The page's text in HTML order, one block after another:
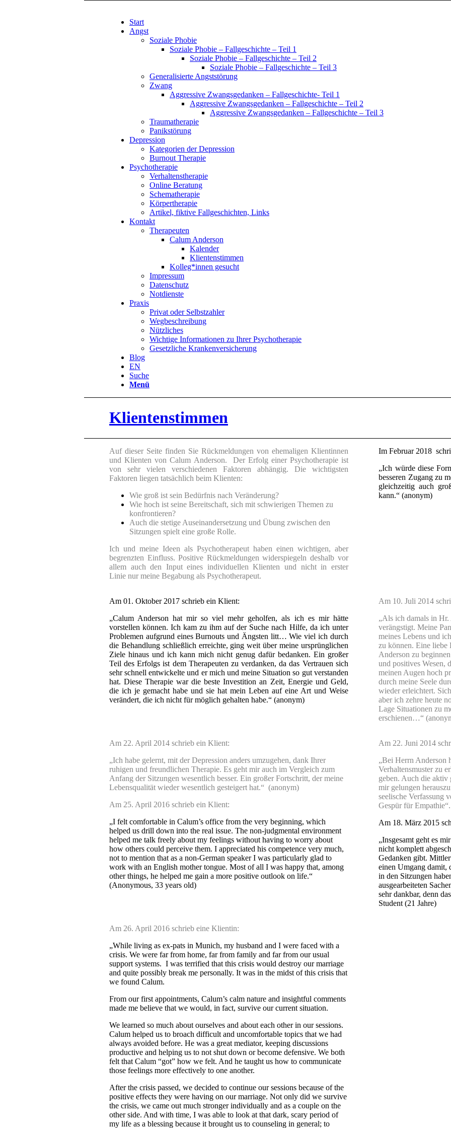
Start
Angst
Soziale Phobie
Soziale Phobie – Fallgeschichte – Teil 1
Soziale Phobie – Fallgeschichte – Teil 2
Soziale Phobie – Fallgeschichte – Teil 3
Generalisierte Angststörung
Zwang
Aggressive Zwangsgedanken – Fallgeschichte- Teil 1
Aggressive Zwangsgedanken – Fallgeschichte – Teil 2
Aggressive Zwangsgedanken – Fallgeschichte – Teil 3
Traumatherapie
Panikstörung
Depression
Kategorien der Depression
Burnout Therapie
Psychotherapie
Verhaltenstherapie
Online Beratung
Schematherapie
Körpertherapie
Artikel, fiktive Fallgeschichten, Links
Kontakt
Therapeuten
Calum Anderson
Kalender
Klientenstimmen
Kolleg*innen gesucht
Impressum
Datenschutz
Notdienste
Praxis
Privat oder Selbstzahler
Wegbeschreibung
Nützliches
Wichtige Informationen zu Ihrer Psychotherapie
Gesetzliche Krankenversicherung
Blog
EN
Suche
Menü
Klientenstimmen
Auf dieser Seite finden Sie Rückmeldungen von ehemaligen Klientinnen
und Klienten von Calum Anderson. Der Erfolg einer Psychotherapie ist
von sehr vielen verschiedenen Faktoren abhängig.
Die wichtigsten
Faktoren liegen tatsächlich beim Klienten:
Wie groß ist sein Bedürfnis nach Veränderung?
Wie hoch ist seine Bereitschaft, sich mit schwierigen Themen zu
konfrontieren?
Auch die stetige Auseinandersetzung und Übung zwischen den
Sitzungen spielt eine große Rolle.
Ich und meine Ideen als Psychotherapeut haben einen wichtigen, aber
begrenzten Einfluss.Positive Rückmeldungen widerspiegeln deshalb vor
allem auch den Input eines individuellen Klienten und nicht in erster
Linie nur meine Begabung als Psychotherapeut.
Im Februar 2018
„Ich würde diese
besseren Zugang zu
gleichzeitig auch
kann.“ (anonym)
Am 01. Oktober 2017 schrieb ein Klient:
„Calum Anderson hat mir so viel mehr geholfen, als ich es mir hätte
vorstellen können. Ich kam zu ihm auf der Suche nach Hilfe, da ich unter
Problemen aufgrund eines Burnouts und Ängsten litt… Wie viel ich durch
die Behandlung schließlich erreichte, ging weit über meine ursprünglichen
Ziele hinaus und ich kann mich nicht genug dafür bedanken. Ein großer
Teil des Erfolgs ist dem Therapeuten zu verdanken, da das Vertrauen sich
sehr schnell entwickelte und er mich und meine Situation so gut verstanden
hat. Diese Therapie war die beste Investition an Zeit, Energie und Geld,
die ich je gemacht habe und sie hat mein Leben auf eine Art und Weise
verändert, die ich nicht für möglich gehalten habe.“ (anonym)
Am 10. Juli 2014
„Als ich damals in
verängstigt. Meine
meines Lebens und
zu können. Eine liebe
Anderson zu
und positives Wesen,
meinen Augen hoch
durch meine Seele
wieder erleichtert.
aber ich zehre heute
Lage Situationen zu
erschienen…“
Am 22. April 2014 schrieb ein Klient:
„Ich habe gelernt, mit der Depression anders umzugehen, dank Ihrer
ruhigen und freundlichen Therapie. Es geht mir auch im Vergleich zum
Anfang der Sitzungen wesentlich besser. Ein großer Fortschritt, der meine
Lebensqualität wieder wesentlich gesteigert hat.“ (anonym)
Am 25. April 2016 schrieb ein Klient:
„I felt comfortable in Calum’s office from the very beginning, which
helped us drill down into the real issue. The non-judgmental environment
helped me talk freely about my feelings without having to worry about
how others could perceive them. I appreciated his competence very much,
not to mention that as a non-German speaker I was particularly glad to
work with an English mother tongue. Most of all I was happy that, among
other things, he helped me gain a more positive outlook on life.“
(Anonymous, 33 years old)
Am 22. Juni 2014
„Bei Herrn Anderson
Verhaltensmuster zu
geben. Auch die aktiv
mir gelungen
seelische Verfassung
Gespür für
Am 18. März 2015
„Insgesamt geht es
nicht komplett
Gedanken gibt.
einen Umgang damit,
in den Sitzungen
ausgearbeiteten
sehr dankbar, denn
Student (21 Jahre)
Am 26. April 2016 schrieb eine Klientin:
„While living as ex-pats in Munich, my husband and I were faced with a
crisis. We were far from home, far from family and far from our usual
support systems. I was terrified that this crisis would destroy our marriage
and quite possibly break me personally. It was in the midst of this crisis that
we found Calum.
From our first appointments, Calum’s calm nature and insightful comments
made me believe that we would, in fact, survive our current situation.
We learned so much about ourselves and about each other in our sessions.
Calum helped us to broach difficult and uncomfortable topics that we had
always avoided before. He was a great mediator, keeping discussions
productive and helping us to not shut down or become defensive. We both
felt that Calum “got” how we felt. And he taught us how to communicate
those feelings more effectively to one another.
After the crisis passed, we decided to continue our sessions because of the
positive effects they were having on our marriage. Not only did we survive
the crisis, we came out much stronger individually and as a couple on the
other side. And with time, I was able to look at that dark, scary period of
my life as a blessing because it brought us to counseling in general; to